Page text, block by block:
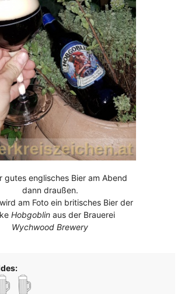
gutes englisches Bier am Abend
dann draußen.
am Foto ein britisches Bier der
Hobgoblin aus der Brauerei
Wychwood Brewery